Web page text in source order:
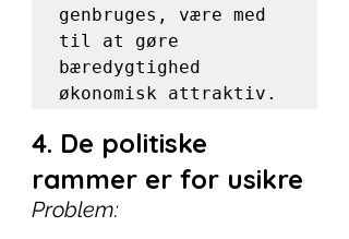
genbruges, være med
til at gøre
bæredygtighed
økonomisk attraktiv.
4. De politiske
rammer er for usikre
Problem: